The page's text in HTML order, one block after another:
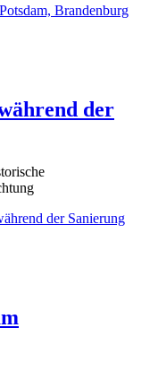
Brandenburg
der
der Sanierung